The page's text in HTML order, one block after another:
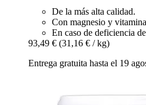
De la más alta calidad.
Con magnesio y
En caso de deficiencia
93,49 € (31,16 € / kg)
Entrega gratuita hasta el 19